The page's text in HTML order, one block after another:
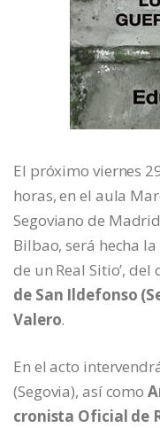
El próximo viernes
horas, en el aula
Segoviano de
Bilbao, será hecha
de un Real Sitio’, del
de San Ildefonso
Valero.
En el acto
(Segovia), así como
cronista Oficial de